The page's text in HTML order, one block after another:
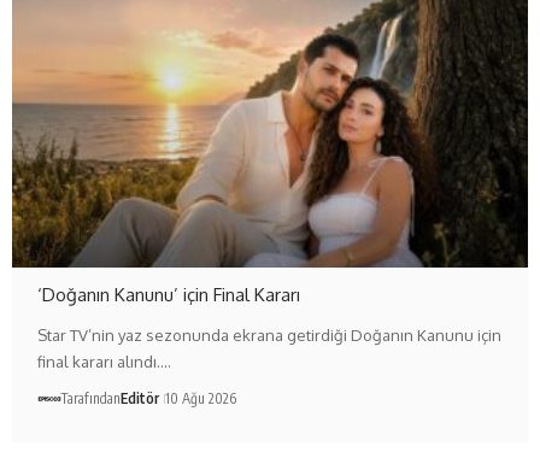
‘Doğanın Kanunu’ için Final Kararı
Star TV’nin yaz sezonunda ekrana getirdiği Doğanın Kanunu için
final kararı alındı.…
TarafındanEditör 10 Ağu 2026